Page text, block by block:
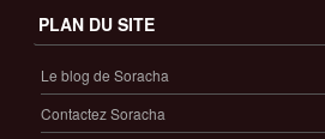
PLAN DU SITE
Le blog de Soracha
Contactez Soracha